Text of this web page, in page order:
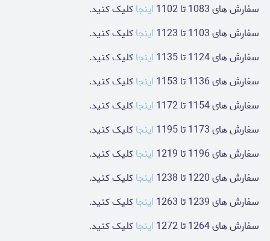
سفارش های 1083 تا 1102
اینجاکلیک کنید.
سفارش های 1103 تا 1123
اینجاکلیک کنید.
سفارش های 1124 تا 1135
اینجاکلیک کنید.
سفارش های 1136 تا 1153
اینجاکلیک کنید.
سفارش های 1154 تا 1172
اینجاکلیک کنید.
سفارش های 1173 تا 1195
اینجاکلیک کنید.
سفارش های 1196 تا 1219
اینجاکلیک کنید.
سفارش های 1220 تا 1238
اینجاکلیک کنید.
سفارش های 1239 تا 1263
اینجاکلیک کنید.
سفارش های 1264 تا 1272
اینجاکلیک کنید.